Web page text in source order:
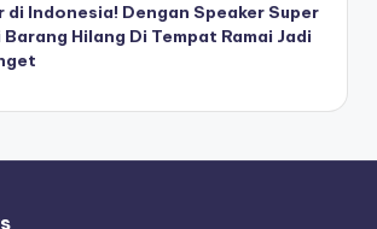
di Indonesia! Dengan Speaker Super
Hilang Di Tempat Ramai Jadi